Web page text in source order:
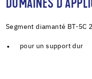
DOMAINES
Segment diamanté BT-5C
pour un support dur